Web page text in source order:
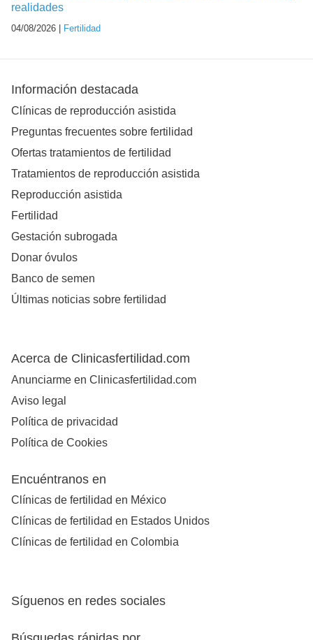
realidades
04/08/2026 | Fertilidad
Información destacada
Clínicas de reproducción asistida
Preguntas frecuentes sobre fertilidad
Ofertas tratamientos de fertilidad
Tratamientos de reproducción asistida
Reproducción asistida
Fertilidad
Gestación subrogada
Donar óvulos
Banco de semen
Últimas noticias sobre fertilidad
Acerca de Clinicasfertilidad.com
Anunciarme en Clinicasfertilidad.com
Aviso legal
Política de privacidad
Política de Cookies
Encuéntranos en
Clínicas de fertilidad en México
Clínicas de fertilidad en Estados Unidos
Clínicas de fertilidad en Colombia
Síguenos en redes sociales